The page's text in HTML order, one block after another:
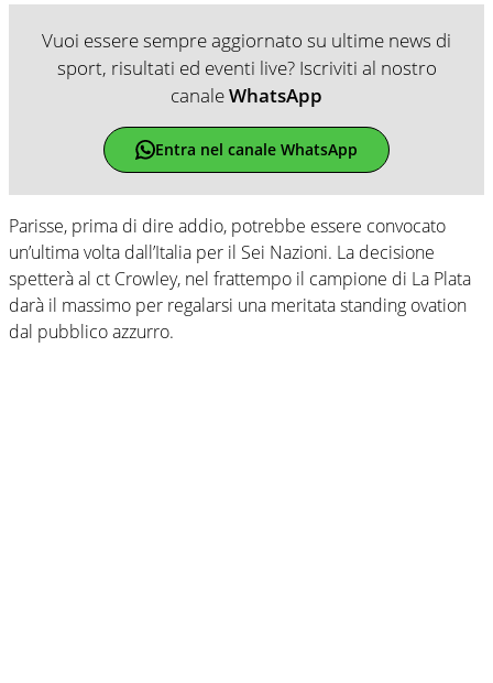
Vuoi essere sempre aggiornato su ultime news di
sport, risultati ed eventi live? Iscriviti al nostro
canaleWhatsApp
Entra nel canale WhatsApp
Parisse, prima di dire addio, potrebbe essere convocato
un’ultima volta dall’Italia per il Sei Nazioni. La decisione
spetterà al ct Crowley, nel frattempo il campione di La Plata
darà il massimo per regalarsi una meritata standing ovation
dal pubblico azzurro.